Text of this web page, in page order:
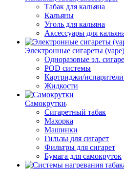
Табак для кальяна
Кальяны
Уголь для кальяна
Аксессуары для
Электронные сигареты (vape)
Одноразовые эл.
POD системы
Картриджи/
Жидкости
Самокрутки
Сигаретный табак
Махорка
Машинки
Гильзы для сигарет
Фильтры для сигарет
Бумага для самокруток